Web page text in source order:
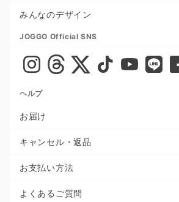
みんなのデザイン
JOGGO Official SNS
ヘルプ
お届け
キャンセル・返品
お支払い方法
よくあるご質問